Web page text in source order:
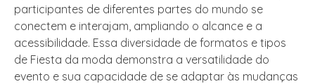
participantes de diferentes partes do mundo se
conectem e interajam, ampliando o alcance e a
acessibilidade. Essa diversidade de formatos e tipos
de Fiesta da moda demonstra a versatilidade do
evento e sua capacidade de se adaptar às mudanças